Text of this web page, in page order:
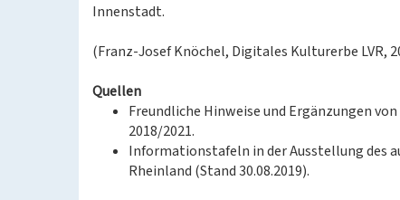
Innenstadt.
(Franz-Josef Knöchel, Digitales Kulturerbe LVR,
Quellen
Freundliche Hinweise und Ergänzungen
2018/2021.
Informationstafeln in der Ausstellung des
Rheinland (Stand 30.08.2019).